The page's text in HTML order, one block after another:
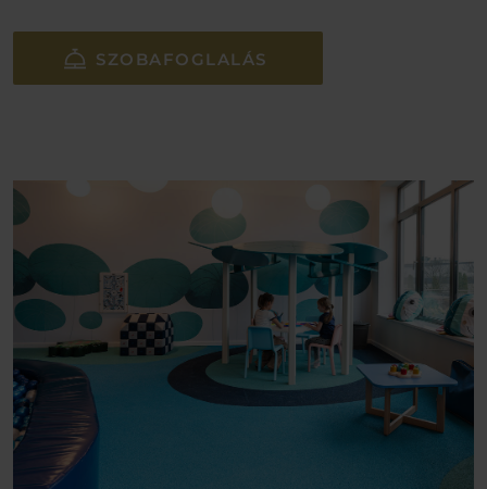
SZOBAFOGLALÁS